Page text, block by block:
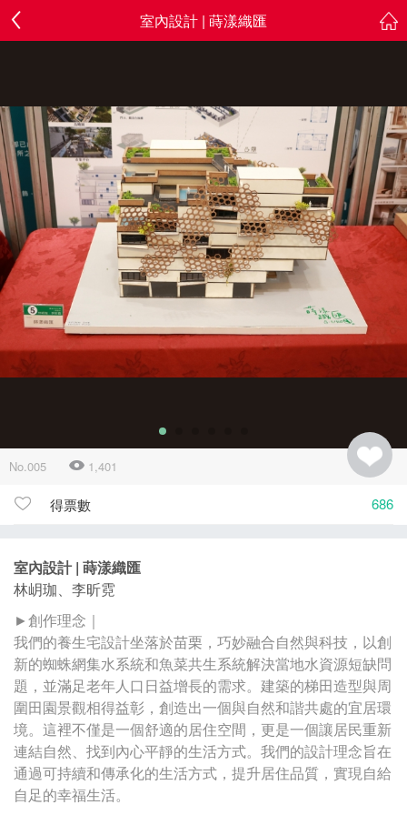
室內設計 | 蒔漾織匯
No.005 1,401
得票數 686
室內設計 | 蒔漾織匯
林岄珈、李昕霓
►創作理念｜
我們的養生宅設計坐落於苗栗，巧妙融合自然與科技，以創
新的蜘蛛網集水系統和魚菜共生系統解決當地水資源短缺問
題，並滿足老年人口日益增長的需求。建築的梯田造型與周
圍田園景觀相得益彰，創造出一個與自然和諧共處的宜居環
境。這裡不僅是一個舒適的居住空間，更是一個讓居民重新
連結自然、找到內心平靜的生活方式。我們的設計理念旨在
通過可持續和傳承化的生活方式，提升居住品質，實現自給
自足的幸福生活。